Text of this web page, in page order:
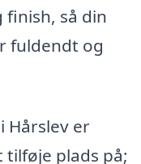
så din
fuldendt og
Hårslev er
tilføje plads på;